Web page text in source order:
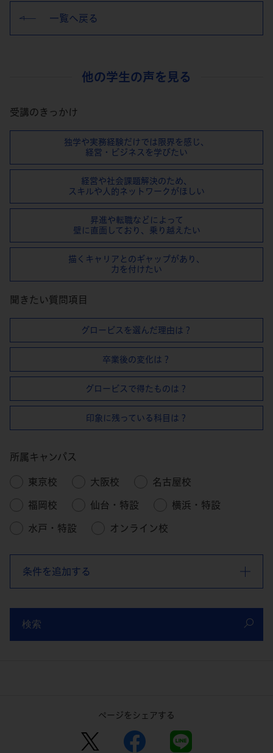
一覧へ戻る
他の学生の声を見る
受講のきっかけ
独学や実務経験だけでは限界を感じ、
経営・ビジネスを学びたい
経営や社会課題解決のため、
スキルや⼈的ネットワークがほしい
昇進や転職などによって
壁に直⾯しており、乗り越えたい
描くキャリアとのギャップがあり、
⼒を付けたい
聞きたい質問項目
グロービスを選んだ理由は？
卒業後の変化は？
グロービスで得たものは？
印象に残っている科目は？
所属キャンパス
東京校 大阪校 名古屋校
福岡校 仙台・特設 横浜・特設
水戸・特設 オンライン校
条件を追加する
検索
ページをシェアする